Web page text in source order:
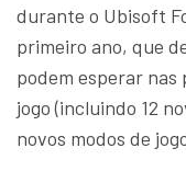
durante o Ubisoft
primeiro ano, que
podem esperar
jogo (incluindo 12
novos modos de